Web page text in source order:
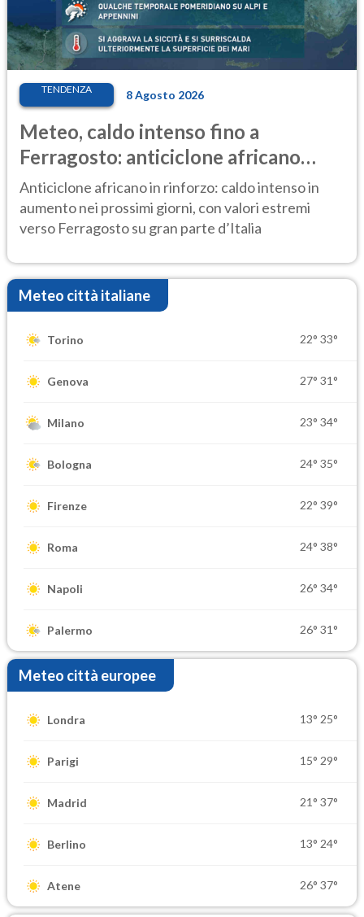
TENDENZA 8 Agosto 2026
Meteo, caldo intenso fino a
Ferragosto: anticiclone africano
ancora protagonista
Anticiclone africano in rinforzo: caldo intenso in
aumento nei prossimi giorni, con valori estremi
verso Ferragosto su gran parte d’Italia
Meteo città italiane
Torino 22° 33°
Genova 27° 31°
Milano 23° 34°
Bologna 24° 35°
Firenze 22° 39°
Roma 24° 38°
Napoli 26° 34°
Palermo 26° 31°
Meteo città europee
Londra 13° 25°
Parigi 15° 29°
Madrid 21° 37°
Berlino 13° 24°
Atene 26° 37°